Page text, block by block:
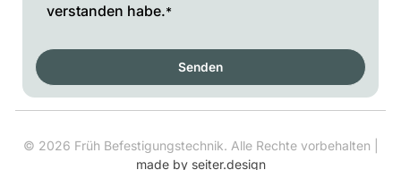
verstanden habe.*
Senden
© 2026 Früh Befestigungstechnik. Alle Rechte vorbehalten |
made by seiter.design